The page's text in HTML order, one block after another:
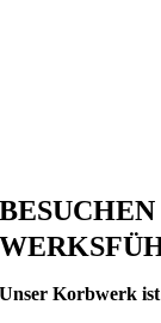
Unser Korbwerk